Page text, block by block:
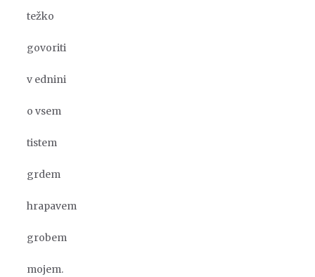
težko
govoriti
v ednini
o vsem
tistem
grdem
hrapavem
grobem
mojem.